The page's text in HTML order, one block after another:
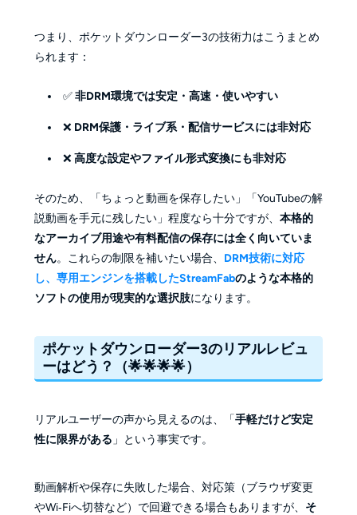
つまり、ポケットダウンローダー3の技術力はこうまとめ
られます：
✅非DRM環境では安定・高速・使いやすい
❌ DRM保護・ライブ系・配信サービスには非対応
❌高度な設定やファイル形式変換にも非対応
そのため、「ちょっと動画を保存したい」「YouTubeの解
説動画を手元に残したい」程度なら十分ですが、 本格的
なアーカイブ用途や有料配信の保存には全く向いていま
せん。これらの制限を補いたい場合、 DRM技術に対応
し、専用エンジンを搭載したStreamFabのような本格的
ソフトの使用が現実的な選択肢になります。
ポケットダウンローダー3のリアルレビュ
ーはどう？（🌟🌟🌟🌟）
リアルユーザーの声から見えるのは、「手軽だけど安定
性に限界がある 」という事実です。
動画解析や保存に失敗した場合、対応策（ブラウザ変更
やWi‑Fiへ切替など）で回避できる場合もありますが、 そ